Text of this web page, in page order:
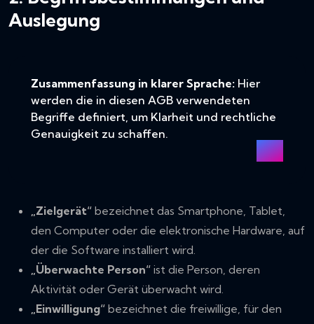
Auslegung
Zusammenfassung in klarer Sprache: Hier
werden die in diesen AGB verwendeten
Begriffe definiert, um Klarheit und rechtliche
Genauigkeit zu schaffen.
„Zielgerät“ bezeichnet das Smartphone, Tablet,
den Computer oder die elektronische Hardware, auf
der die Software installiert wird.
„Überwachte Person“ ist die Person, deren
Aktivität oder Gerät überwacht wird.
„Einwilligung“ bezeichnet die freiwillige, für den